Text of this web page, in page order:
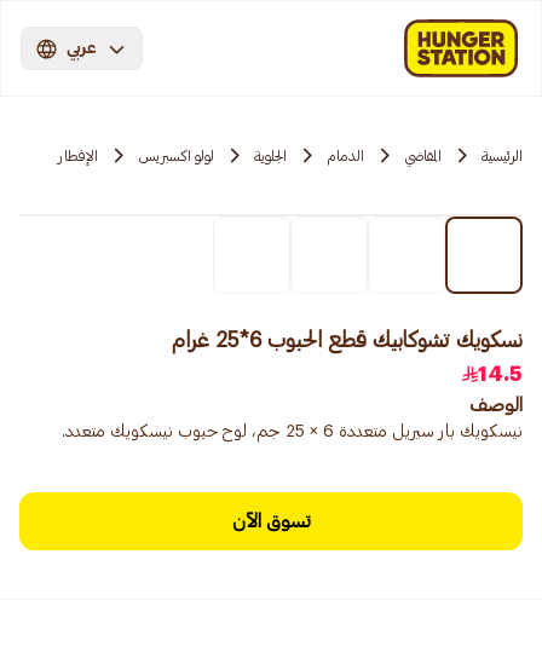
عربي
الرئيسية المقاضي الدمام الجلوية لولو اكسبريس الإفطار
نسكويك تشوكابيك قطع الحبوب 6*25 غرام
14.5
الوصف
نيسكويك بار سيريل متعددة 6 × 25 جم، لوح حبوب نيسكويك متعدد.
تسوق الآن